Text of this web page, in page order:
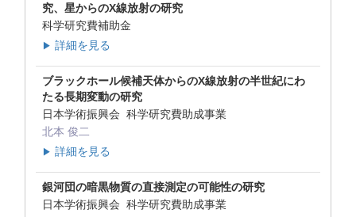
究、星からのX線放射の研究
科学研究費補助金
▶ 詳細を見る
ブラックホール候補天体からのX線放射の半世紀にわ
たる長期変動の研究
日本学術振興会 科学研究費助成事業
北本 俊二
▶ 詳細を見る
銀河団の暗黒物質の直接測定の可能性の研究
日本学術振興会 科学研究費助成事業